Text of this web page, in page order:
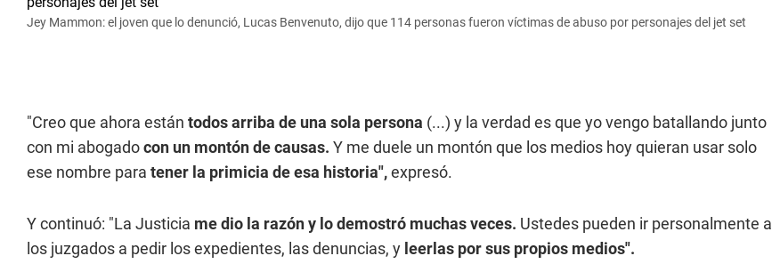
Jey Mammon: el joven que lo denunció, Lucas Benvenuto, dijo que 114 personas fueron víctimas de abuso por personajes del jet set
"Creo que ahora están todos arriba de una sola persona (...) y la verdad es que yo vengo batallando junto
con mi abogadocon un montón de causas. Y me duele un montón que los medios hoy quieran usar solo
ese nombre para tener la primicia de esa historia",expresó.
Y continuó: "La Justicia me dio la razón y lo demostró muchas veces. Ustedes pueden ir personalmente a
los juzgados a pedir los expedientes, las denuncias, y leerlas por sus propios medios".